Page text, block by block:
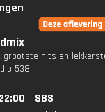
grootste hits en
538!
SBS